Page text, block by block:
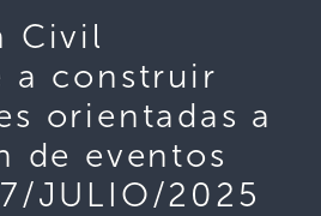
Civil
a construir
orientadas a
de eventos
JULIO/2025